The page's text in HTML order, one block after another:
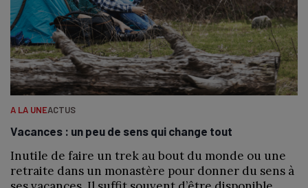
A LA UNEACTUS
Vacances : un peu de sens qui change tout
Inutile de faire un trek au bout du monde ou une
retraite dans un monastère pour donner du sens à